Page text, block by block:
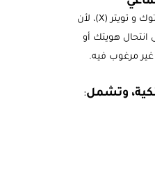
مثل: فيسبوك و إنستغرام وتيك توك و تويتر (X)، لأن
انتحال هويتك أو
مرغوب فيه.
: